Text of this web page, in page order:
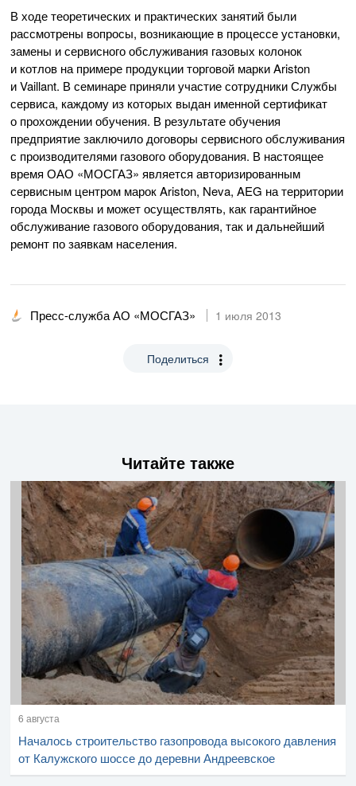
В ходе теоретических и практических занятий были
рассмотрены вопросы, возникающие в процессе установки,
замены и сервисного обслуживания газовых колонок
и котлов на примере продукции торговой марки Ariston
и Vaillant. В семинаре приняли участие сотрудники Службы
сервиса, каждому из которых выдан именной сертификат
о прохождении обучения. В результате обучения
предприятие заключило договоры сервисного обслуживания
с производителями газового оборудования. В настоящее
время ОАО «МОСГАЗ» является авторизированным
сервисным центром марок Ariston, Neva, AEG на территории
города Москвы и может осуществлять, как гарантийное
обслуживание газового оборудования, так и дальнейший
ремонт по заявкам населения.
Пресс-служба АО «МОСГАЗ» 1 июля 2013
Поделиться
Читайте также
6 августа
Началось строительство газопровода высокого давления
от Калужского шоссе до деревни Андреевское